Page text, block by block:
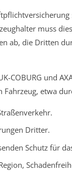
muss
ab, die Dritten
COBURG und
Fahrzeug, etwa
Dritter.
Schutz für